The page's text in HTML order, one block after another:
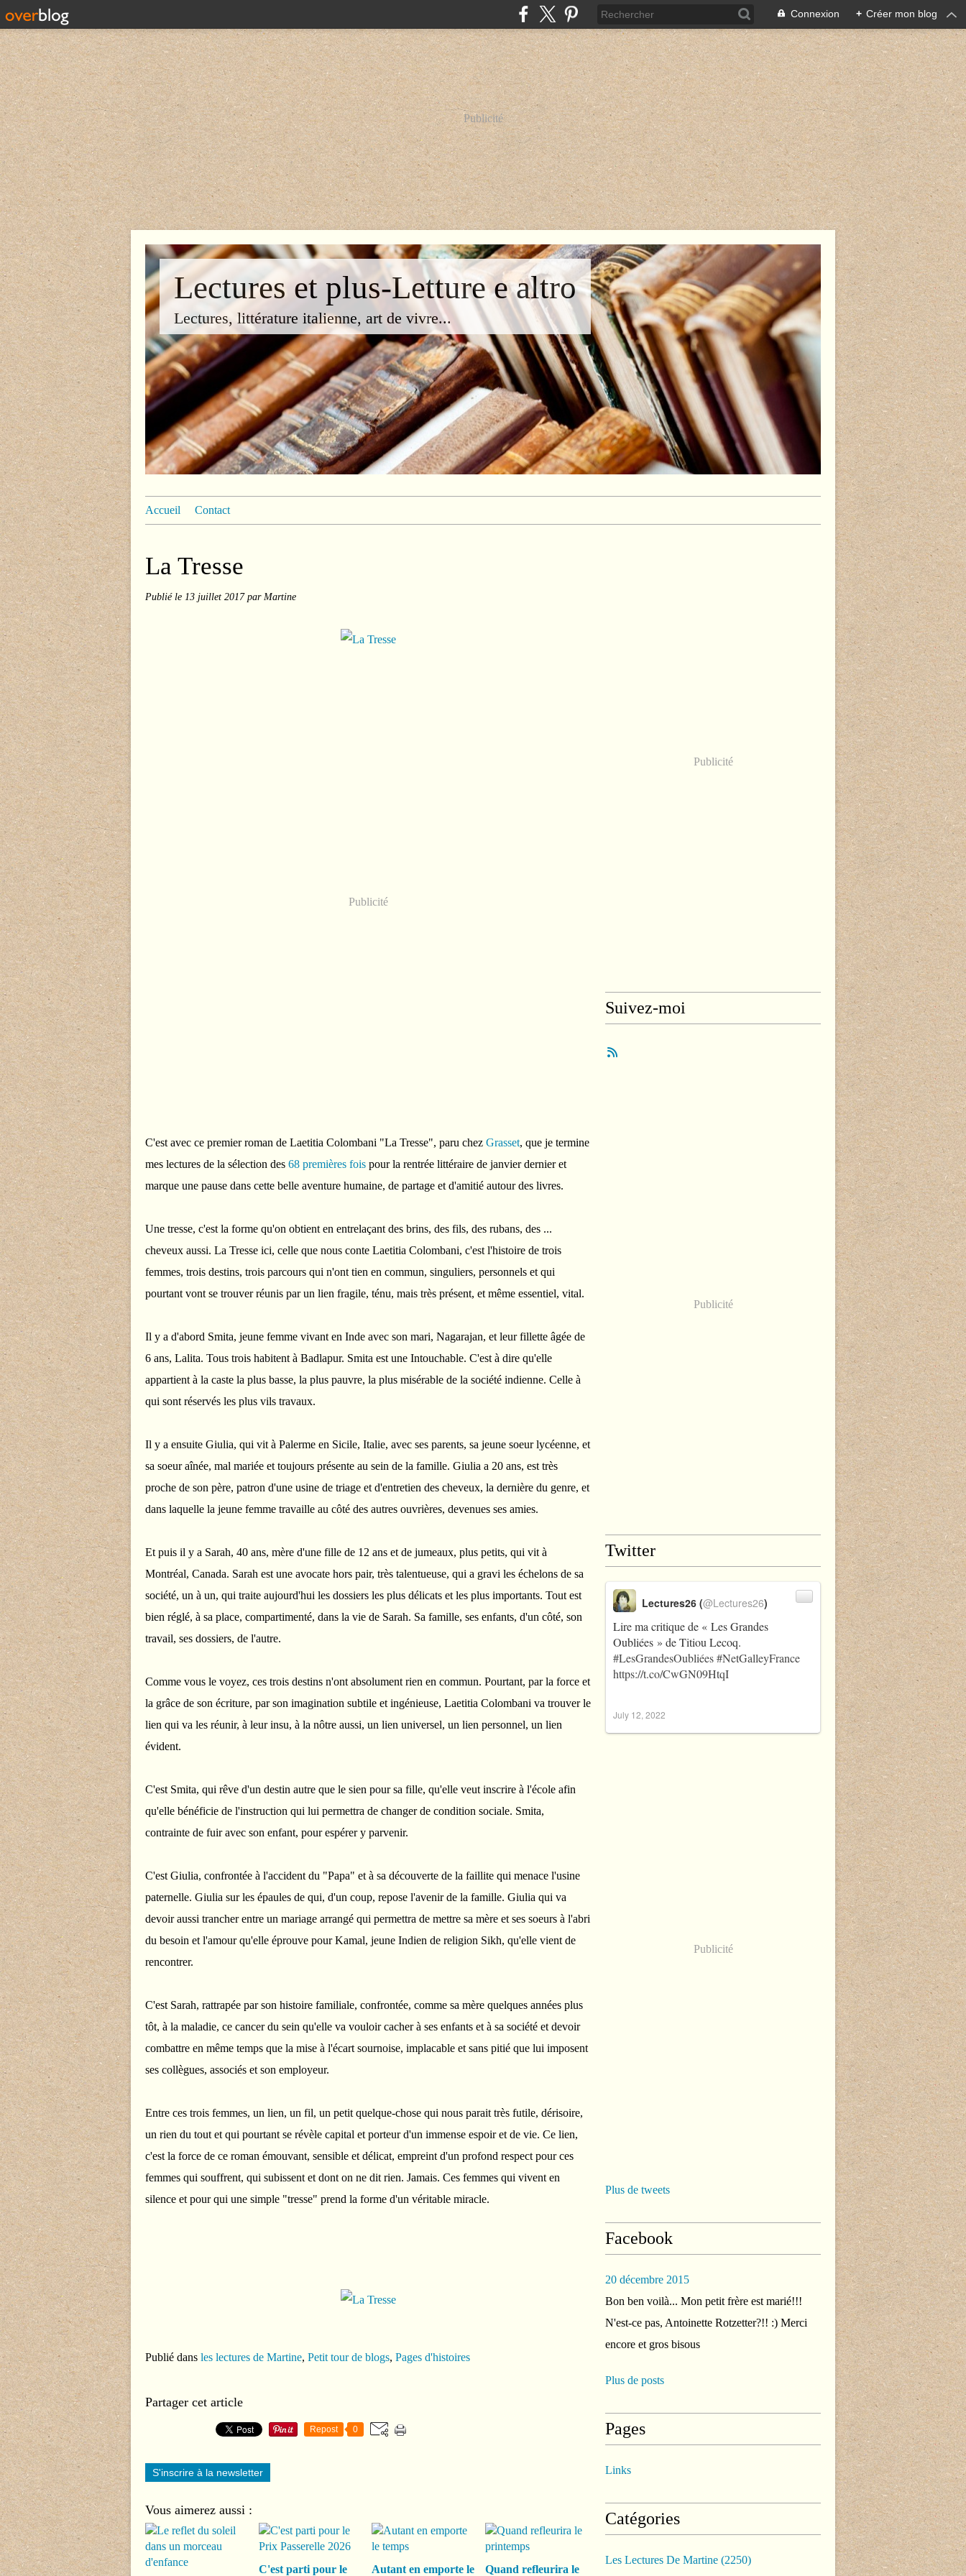
Connexion + Créer mon blog
Publicité
Lectures et plus-Letture e altro
Lectures, littérature italienne, art de vivre...
Accueil Contact
La Tresse
Publié le 13 juillet 2017par Martine
Publicité
C'est avec ce premier roman de Laetitia Colombani "La Tresse", paru chez Grasset, que je termine
mes lectures de la sélection des 68 premières fois pour la rentrée littéraire de janvier dernier et
marque une pause dans cette belle aventure humaine, de partage et d'amitié autour des livres.
Une tresse, c'est la forme qu'on obtient en entrelaçant des brins, des fils, des rubans, des ...
cheveux aussi. La Tresse ici, celle que nous conte Laetitia Colombani, c'est l'histoire de trois
femmes, trois destins, trois parcours qui n'ont tien en commun, singuliers, personnels et qui
pourtant vont se trouver réunis par un lien fragile, ténu, mais très présent, et même essentiel, vital.
Il y a d'abord Smita, jeune femme vivant en Inde avec son mari, Nagarajan, et leur fillette âgée de
6 ans, Lalita. Tous trois habitent à Badlapur. Smita est une Intouchable. C'est à dire qu'elle
appartient à la caste la plus basse, la plus pauvre, la plus misérable de la société indienne. Celle à
qui sont réservés les plus vils travaux.
Il y a ensuite Giulia, qui vit à Palerme en Sicile, Italie, avec ses parents, sa jeune soeur lycéenne, et
sa soeur aînée, mal mariée et toujours présente au sein de la famille. Giulia a 20 ans, est très
proche de son père, patron d'une usine de triage et d'entretien des cheveux, la dernière du genre, et
dans laquelle la jeune femme travaille au côté des autres ouvrières, devenues ses amies.
Et puis il y a Sarah, 40 ans, mère d'une fille de 12 ans et de jumeaux, plus petits, qui vit à
Montréal, Canada. Sarah est une avocate hors pair, très talentueuse, qui a gravi les échelons de sa
société, un à un, qui traite aujourd'hui les dossiers les plus délicats et les plus importants. Tout est
bien réglé, à sa place, compartimenté, dans la vie de Sarah. Sa famille, ses enfants, d'un côté, son
travail, ses dossiers, de l'autre.
Comme vous le voyez, ces trois destins n'ont absolument rien en commun. Pourtant, par la force et
la grâce de son écriture, par son imagination subtile et ingénieuse, Laetitia Colombani va trouver le
lien qui va les réunir, à leur insu, à la nôtre aussi, un lien universel, un lien personnel, un lien
évident.
C'est Smita, qui rêve d'un destin autre que le sien pour sa fille, qu'elle veut inscrire à l'école afin
qu'elle bénéficie de l'instruction qui lui permettra de changer de condition sociale. Smita,
contrainte de fuir avec son enfant, pour espérer y parvenir.
C'est Giulia, confrontée à l'accident du "Papa" et à sa découverte de la faillite qui menace l'usine
paternelle. Giulia sur les épaules de qui, d'un coup, repose l'avenir de la famille. Giulia qui va
devoir aussi trancher entre un mariage arrangé qui permettra de mettre sa mère et ses soeurs à l'abri
du besoin et l'amour qu'elle éprouve pour Kamal, jeune Indien de religion Sikh, qu'elle vient de
rencontrer.
C'est Sarah, rattrapée par son histoire familiale, confrontée, comme sa mère quelques années plus
tôt, à la maladie, ce cancer du sein qu'elle va vouloir cacher à ses enfants et à sa société et devoir
combattre en même temps que la mise à l'écart sournoise, implacable et sans pitié que lui imposent
ses collègues, associés et son employeur.
Entre ces trois femmes, un lien, un fil, un petit quelque-chose qui nous parait très futile, dérisoire,
un rien du tout et qui pourtant se révèle capital et porteur d'un immense espoir et de vie. Ce lien,
c'est la force de ce roman émouvant, sensible et délicat, empreint d'un profond respect pour ces
femmes qui souffrent, qui subissent et dont on ne dit rien. Jamais. Ces femmes qui vivent en
silence et pour qui une simple "tresse" prend la forme d'un véritable miracle.
Publié dans les lectures de Martine, Petit tour de blogs, Pages d'histoires
Partager cet article
Repost 0
S'inscrire à la newsletter
Vous aimerez aussi :
C'est parti pour le Autant en emporte le Quand refleurira le
Publicité
Suivez-moi
Publicité
Twitter
Lire ma critique de « Les Grandes
Oubliées » de Titiou Lecoq.
#LesGrandesOubliées#NetGalleyFrance
https://t.co/CwGN09HtqI
Lectures26 (@Lectures26)
July 12, 2022
Publicité
Plus de tweets
Facebook
20 décembre 2015
Bon ben voilà... Mon petit frère est marié!!!
N'est-ce pas, Antoinette Rotzetter?!! :) Merci
encore et gros bisous
Plus de posts
Pages
Links
Catégories
Les Lectures De Martine (2250)